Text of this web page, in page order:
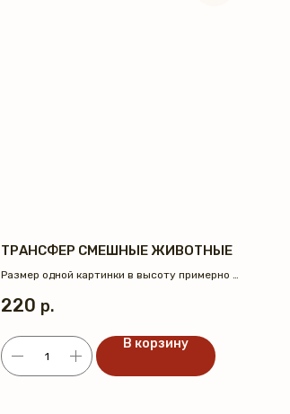
ТРАНСФЕР СМЕШНЫЕ ЖИВОТНЫЕ
Размер одной картинки в высоту примерно 6
220 р.
В корзину